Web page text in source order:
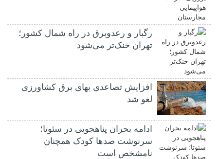
رگبار و رعدوبرق در راه شمال کشور؛
تهران خنک‌تر می‌شود
افزایش تصاعدی بهای برق کشاورزی
لغو شد
ادامه بحران پناهجویی در سئوتا؛
سرنوشت صدها کودک همچنان
نامشخص است